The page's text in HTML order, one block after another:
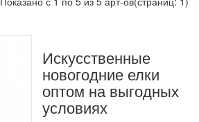
Искусственные
новогодние елки
оптом на выгодных
условиях